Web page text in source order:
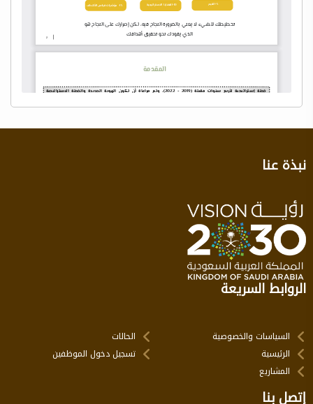
نبذة عنا
الروابط السريعة
السياسات والخصوصية
الرئيسية
المشاريع
الحالات
تسجيل دخول الموظفين
إتصل بنا